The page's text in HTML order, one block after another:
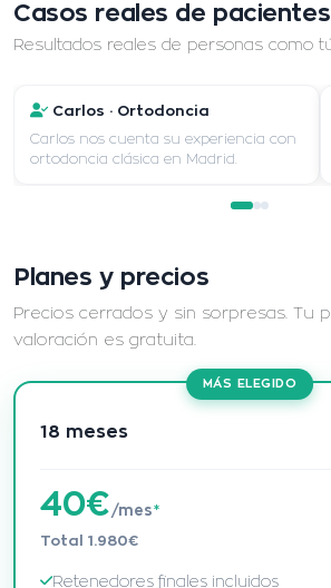
Casos reales de pacientes
Resultados reales de personas como
Carlos · Ortodoncia
Carlos nos cuenta su experiencia con
ortodoncia clásica en Madrid.
Planes y precios
Precios cerrados y sin sorpresas. Tu
valoración es gratuita.
MÁS ELEGIDO
18 meses
40€ /mes*
Total 1.980€
Retenedores finales incluidos